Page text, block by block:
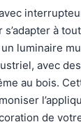
à
luminaire
avec
au bois.
de